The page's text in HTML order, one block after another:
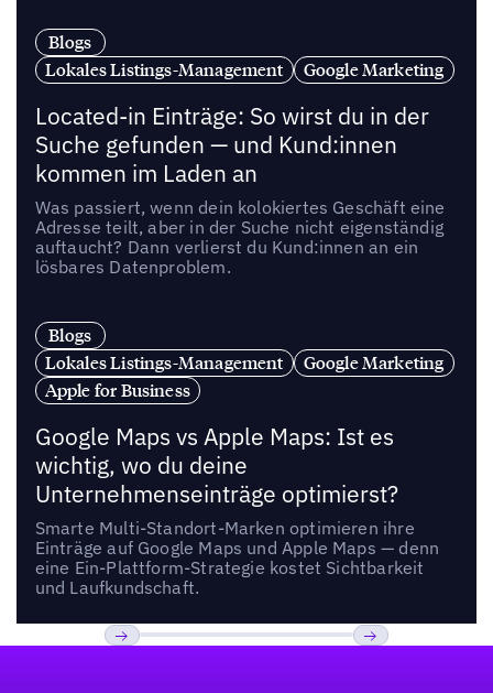
Blogs
Lokales Listings-Management
Google Marketing
Located-in Einträge: So wirst du in der
Suche gefunden — und Kund:innen
kommen im Laden an
Was passiert, wenn dein kolokiertes Geschäft eine
Adresse teilt, aber in der Suche nicht eigenständig
auftaucht? Dann verlierst du Kund:innen an ein
lösbares Datenproblem.
Blogs
Lokales Listings-Management
Google Marketing
Apple for Business
Google Maps vs Apple Maps: Ist es
wichtig, wo du deine
Unternehmenseinträge optimierst?
Smarte Multi-Standort-Marken optimieren ihre
Einträge auf Google Maps und Apple Maps — denn
eine Ein-Plattform-Strategie kostet Sichtbarkeit
und Laufkundschaft.